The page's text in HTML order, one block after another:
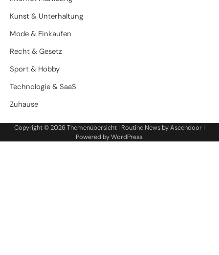
Kunst & Unterhaltung
Mode & Einkaufen
Recht & Gesetz
Sport & Hobby
Technologie & SaaS
Zuhause
Copyright © 2026Themenübersicht | Routine News byAscendoor |
Powered byWordPress.